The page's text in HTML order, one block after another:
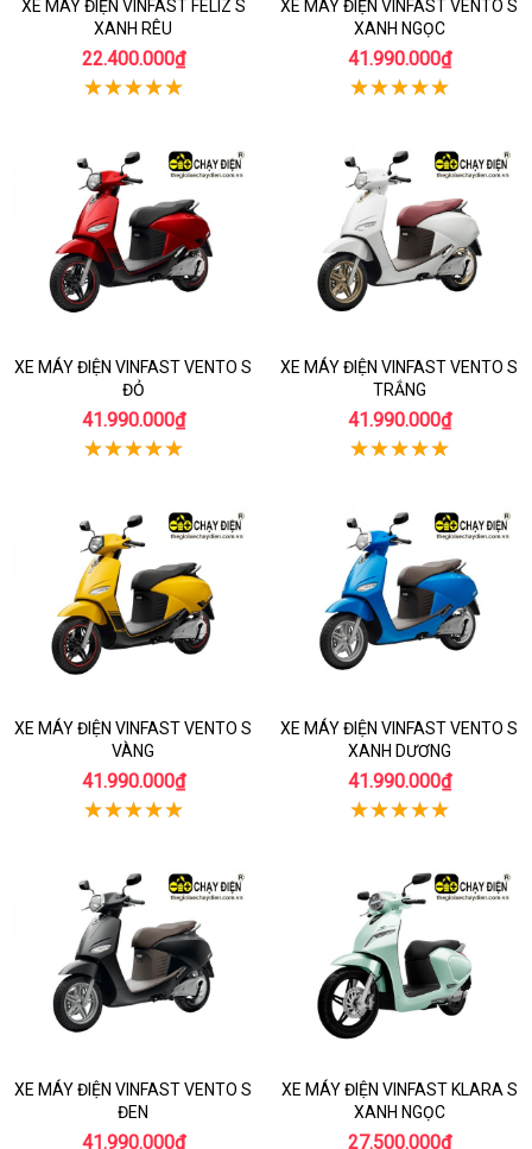
XE MÁY ĐIỆN VINFAST FELIZ S
XANH RÊU
22.400.000₫
XE MÁY ĐIỆN VINFAST VENTO S
XANH NGỌC
41.990.000₫
XE MÁY ĐIỆN VINFAST VENTO S
ĐỎ
41.990.000₫
XE MÁY ĐIỆN VINFAST VENTO S
TRẮNG
41.990.000₫
XE MÁY ĐIỆN VINFAST VENTO S
VÀNG
41.990.000₫
XE MÁY ĐIỆN VINFAST VENTO S
XANH DƯƠNG
41.990.000₫
XE MÁY ĐIỆN VINFAST VENTO S
ĐEN
41.990.000₫
XE MÁY ĐIỆN VINFAST KLARA S
XANH NGỌC
27.500.000₫